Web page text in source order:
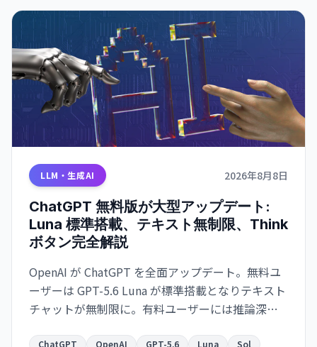
LLM・生成AI 2026年8月8日
ChatGPT 無料版が大型アップデート:
Luna 標準搭載、テキスト無制限、Think
ボタン完全解説
OpenAI が ChatGPT を全面アップデート。無料ユ
ーザーは GPT-5.6 Luna が標準搭載となりテキスト
チャットが無制限に。有料ユーザーには推論深度
ChatGPT OpenAI GPT-5.6 Luna Sol